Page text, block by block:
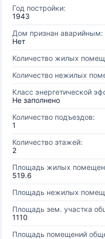
Год постройки:
1943
Дом признан аварийным:
Нет
Количество жилых
Количество нежилых
Класс энергетической
Не заполнено
Количество подъездов:
1
Количество этажей:
2
Площадь жилых
519.6
Площадь нежилых
Площадь зем. участка
1110
Площадь помещений